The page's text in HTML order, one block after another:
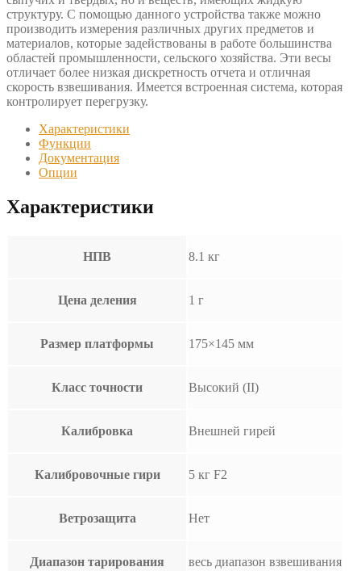
структуру. С помощью данного устройства также можно
производить измерения различных других предметов и
материалов, которые задействованы в работе большинства
областей промышленности, сельского хозяйства. Эти весы
отличает более низкая дискретность отчета и отличная
скорость взвешивания. Имеется встроенная система, которая
контролирует перегрузку.
Характеристики
Функции
Документация
Опции
Характеристики
НПВ 8.1 кг
Цена деления 1 г
Размер платформы 175×145 мм
Класс точности Высокий (II)
Калибровка Внешней гирей
Калибровочные гири 5 кг F2
Ветрозащита Нет
Диапазон тарирования весь диапазон взвешивания